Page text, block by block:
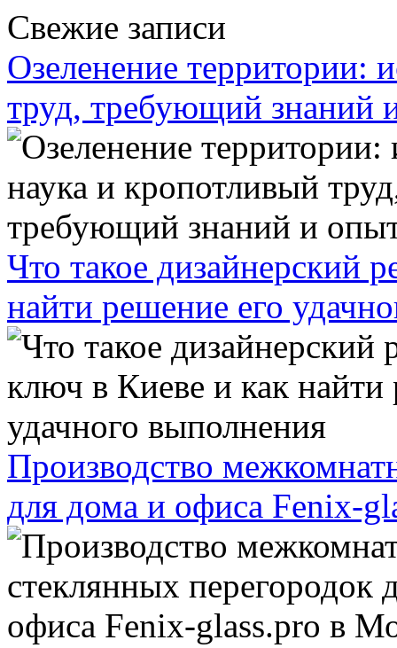
Свежие записи
Озеленение территории:
труд, требующий знаний
Что такое дизайнерский
найти решение его
Производство
для дома и офиса Fenix-